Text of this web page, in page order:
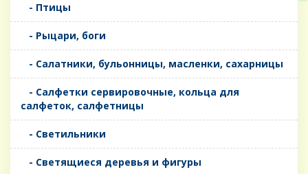
- Птицы
- Рыцари, боги
- Салатники, бульонницы, масленки, сахарницы
- Салфетки сервировочные, кольца для
салфеток, салфетницы
- Светильники
- Светящиеся деревья и фигуры